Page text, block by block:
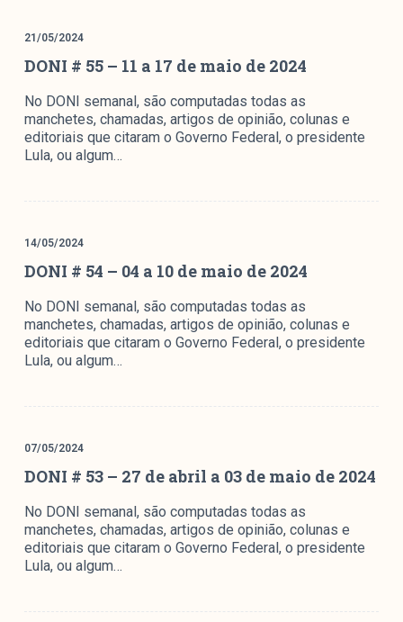
21/05/2024
DONI # 55 – 11 a 17 de maio de 2024
No DONI semanal, são computadas todas as
manchetes, chamadas, artigos de opinião, colunas e
editoriais que citaram o Governo Federal, o presidente
Lula, ou algum…
14/05/2024
DONI # 54 – 04 a 10 de maio de 2024
No DONI semanal, são computadas todas as
manchetes, chamadas, artigos de opinião, colunas e
editoriais que citaram o Governo Federal, o presidente
Lula, ou algum…
07/05/2024
DONI # 53 – 27 de abril a 03 de maio de 2024
No DONI semanal, são computadas todas as
manchetes, chamadas, artigos de opinião, colunas e
editoriais que citaram o Governo Federal, o presidente
Lula, ou algum…